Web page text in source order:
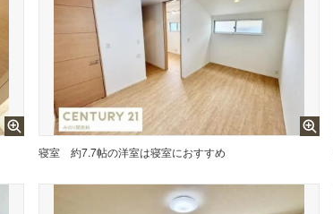
寝室 約7.7帖の洋室は寝室におすすめ